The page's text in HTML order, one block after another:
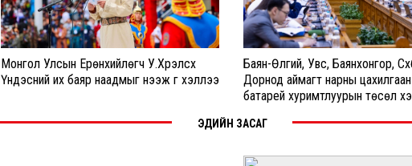
Монгол Улсын Ерөнхийлөгч У.Хүрэлсүх
Үндэсний их баяр наадмыг нээж үг хэллээ
Баян-Өлгий, Увс, Баянхонгор,
Дорнод аймагт нарны
батарей хуримтлуурын төсөл
ЭДИЙН ЗАСАГ